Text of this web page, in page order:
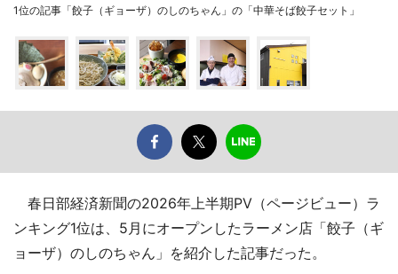
1位の記事「餃子（ギョーザ）のしのちゃん」の「中華そば餃子セット」
春日部経済新聞の2026年上半期PV（ページビュー）ラ
ンキング1位は、5月にオープンしたラーメン店「餃子（ギ
ョーザ）のしのちゃん」を紹介した記事だった。